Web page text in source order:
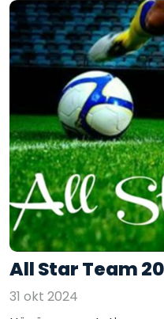
All Star Team
31 okt 2024